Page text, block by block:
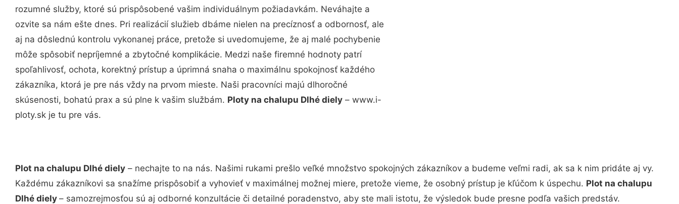
rozumné služby, ktoré sú prispôsobené vašim individuálnym požiadavkám. Neváhajte a
ozvite sa nám ešte dnes. Pri realizácií služieb dbáme nielen na precíznosť a odbornosť, ale
aj na dôslednú kontrolu vykonanej práce, pretože si uvedomujeme, že aj malé pochybenie
môže spôsobiť nepríjemné a zbytočné komplikácie. Medzi naše firemné hodnoty patrí
spoľahlivosť, ochota, korektný prístup a úprimná snaha o maximálnu spokojnosť každého
zákazníka, ktorá je pre nás vždy na prvom mieste. Naši pracovníci majú dlhoročné
skúsenosti, bohatú prax a sú plne k vašim službám. Ploty na chalupu Dlhé diely – www.i-
ploty.sk je tu pre vás.
Plot na chalupu Dlhé diely – nechajte to na nás. Našimi rukami prešlo veľké množstvo spokojných zákazníkov a budeme veľmi radi, ak sa k nim pridáte aj vy.
Každému zákazníkovi sa snažíme prispôsobiť a vyhovieť v maximálnej možnej miere, pretože vieme, že osobný prístup je kľúčom k úspechu. Plot na chalupu
Dlhé diely – samozrejmosťou sú aj odborné konzultácie či detailné poradenstvo, aby ste mali istotu, že výsledok bude presne podľa vašich predstáv.